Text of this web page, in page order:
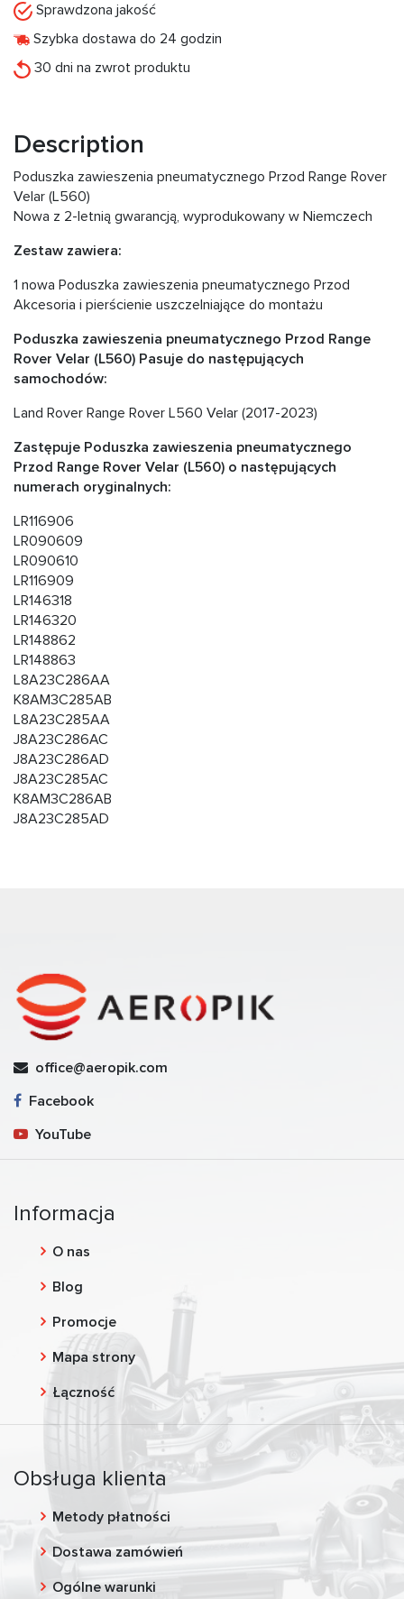
Sprawdzona jakość
Szybka dostawa do 24 godzin
30 dni na zwrot produktu
Description
Poduszka zawieszenia pneumatycznego Przod Range Rover
Velar (L560)
Nowa z 2-letnią gwarancją, wyprodukowany w Niemczech
Zestaw zawiera:
1 nowa Poduszka zawieszenia pneumatycznego Przod
Akcesoria i pierścienie uszczelniające do montażu
Poduszka zawieszenia pneumatycznego Przod Range
Rover Velar (L560) Pasuje do następujących
samochodów:
Land Rover Range Rover L560 Velar (2017-2023)
Zastępuje Poduszka zawieszenia pneumatycznego
Przod Range Rover Velar (L560) o następujących
numerach oryginalnych:
LR116906
LR090609
LR090610
LR116909
LR146318
LR146320
LR148862
LR148863
L8A23C286AA
K8AM3C285AB
L8A23C285AA
J8A23C286AC
J8A23C286AD
J8A23C285AC
K8AM3C286AB
J8A23C285AD
office@aeropik.com
Facebook
YouTube
Informacja
O nas
Blog
Promocje
Mapa strony
Łączność
Obsługa klienta
Metody płatności
Dostawa zamówień
Ogólne warunki